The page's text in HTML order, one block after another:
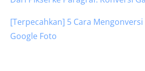
[Terpecahkan] 5 Cara Mengonversi
Google Foto